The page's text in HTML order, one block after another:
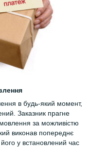
в будь-який момент,
Заказник прагне
за можливістю
виконав попереднє
у встановлений час